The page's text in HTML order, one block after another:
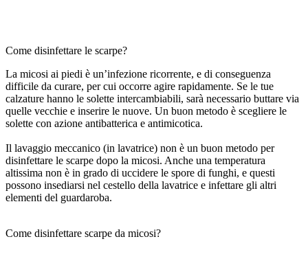
Come disinfettare le scarpe?
La micosi ai piedi è un’infezione ricorrente, e di conseguenza
difficile da curare, per cui occorre agire rapidamente. Se le tue
calzature hanno le solette intercambiabili, sarà necessario buttare via
quelle vecchie e inserire le nuove. Un buon metodo è scegliere le
solette con azione antibatterica e antimicotica.
Il lavaggio meccanico (in lavatrice) non è un buon metodo per
disinfettare le scarpe dopo la micosi. Anche una temperatura
altissima non è in grado di uccidere le spore di funghi, e questi
possono insediarsi nel cestello della lavatrice e infettare gli altri
elementi del guardaroba.
Come disinfettare scarpe da micosi?